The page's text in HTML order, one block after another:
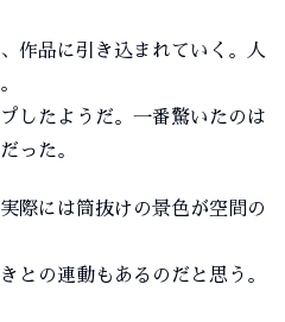
作品に引き込まれていく。人
したようだ。一番驚いたのは
った。
際には筒抜けの景色が空間の
との連動もあるのだと思う。